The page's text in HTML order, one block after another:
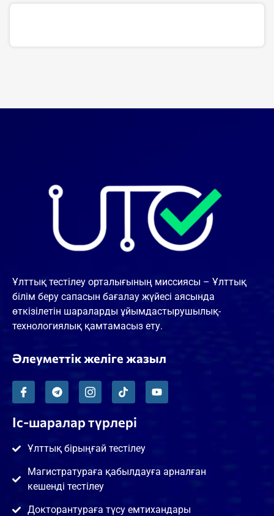
Ұлттық тестілеу орталығының миссиясы – Ұлттық
білім беру сапасын бағалау жүйесі аясында
өткізілетін шараларды ұйымдастырушылық-
технологиялық қамтамасыз ету.
Әлеуметтік желіге жазыл
Іс-шаралар түрлері
Ұлттық бірыңғай тестілеу
Магистратураға қабылдауға арналған
кешенді тестілеу
Докторантураға түсу емтихандары